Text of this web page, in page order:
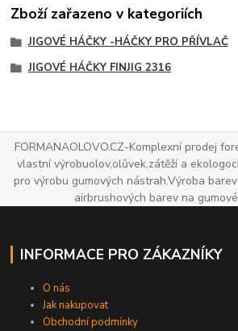
Zboží zařazeno v kategoriích
JIGOVÉ HÁČKY -HÁČKY PRO PŘÍVLAČ
JIGOVÉ HÁČKY FINJIG 2316
FORMANAOLOVO.CZ-Komplexní prodej
vlastní výrobuolov,olůvek,zátěží a
pro výrobu gumových nástrah.Výroba
airbrushových barev na
INFORMACE PRO ZÁKAZNÍKY
O nás
Jak nakupovat
Obchodní podmínky